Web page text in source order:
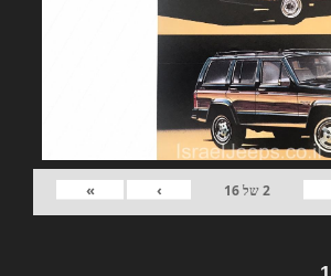
2של16
›
»